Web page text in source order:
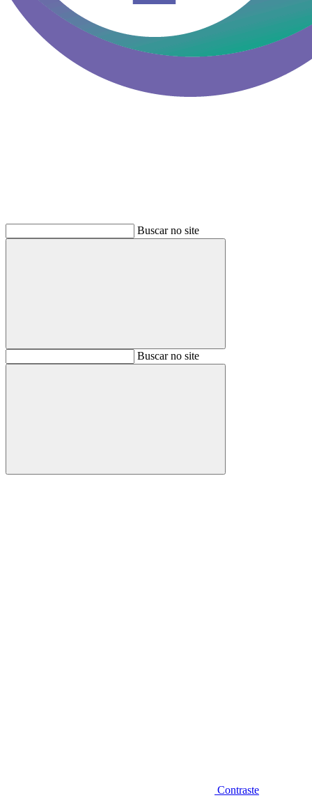
Buscar no site
BuscarBuscar no site
Buscar
Contraste